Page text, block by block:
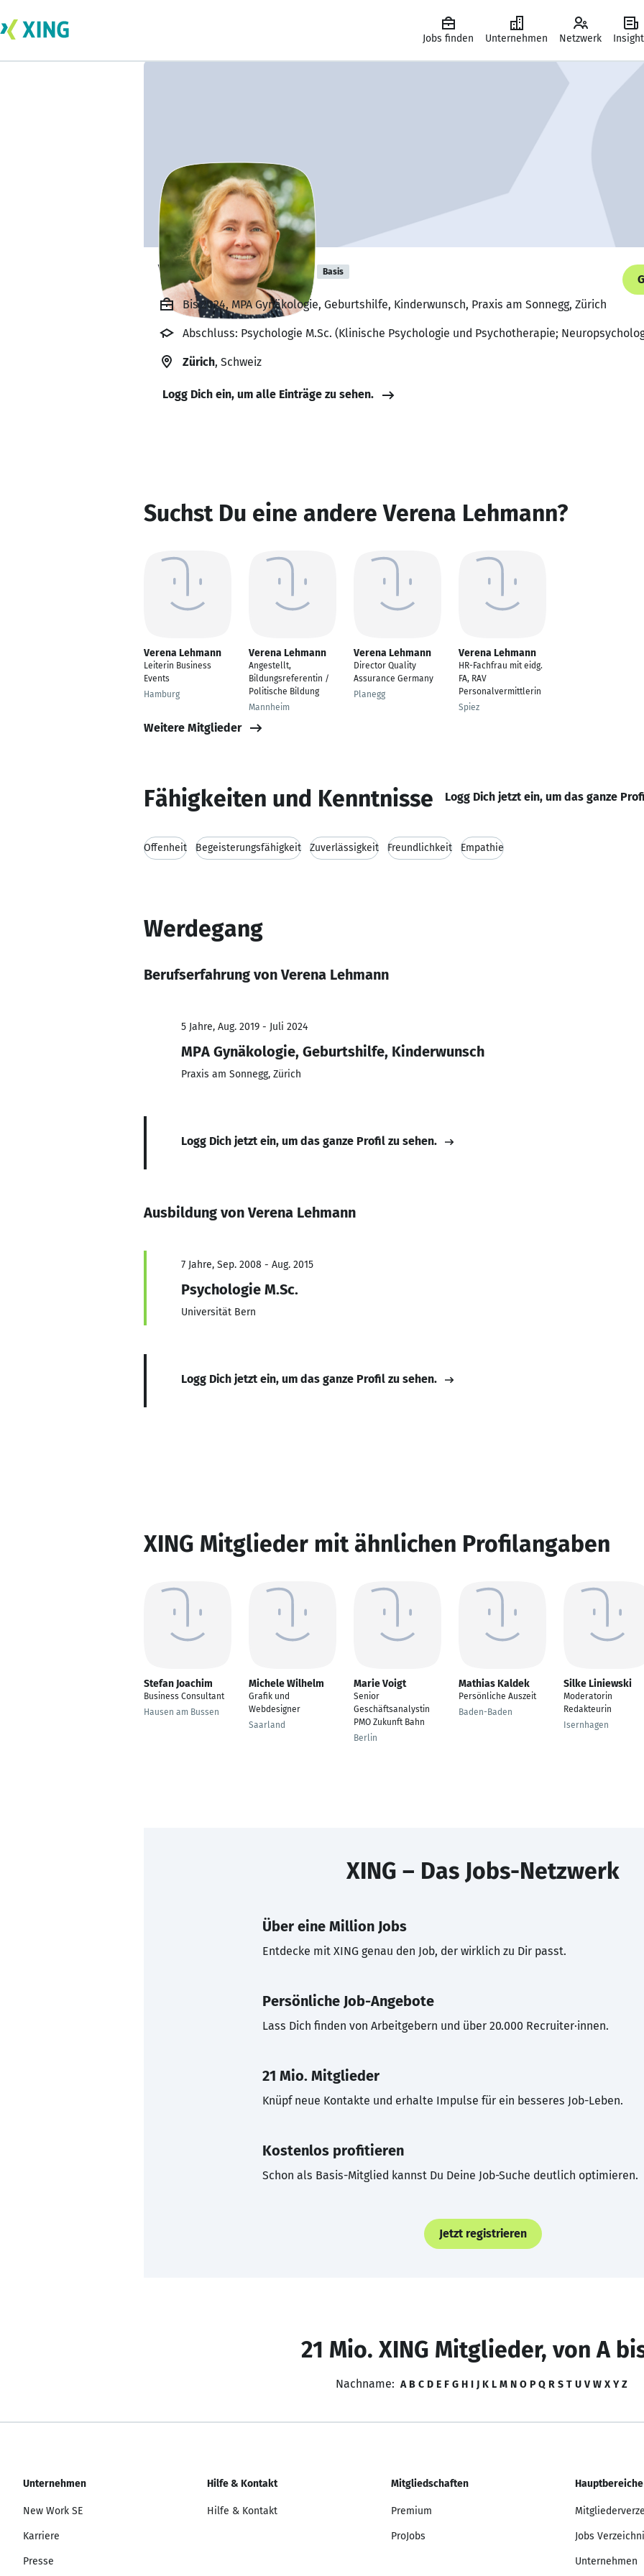
Jobs finden Unternehmen Netzwerk
Verena Lehmann Basis
Bis 2024, MPA Gynäkologie, Geburtshilfe, Kinderwunsch, Praxis am Sonnegg, Zürich
Abschluss: Psychologie M.Sc. (Klinische Psychologie und Psychotherapie;
Zürich, Schweiz
Logg Dich ein, um alle Einträge zu sehen.
Suchst Du eine andere Verena Lehmann?
Verena Lehmann
Leiterin Business
Events
Hamburg
Verena Lehmann
Angestellt,
Bildungsreferentin /
Politische Bildung
Mannheim
Verena Lehmann
Director Quality
Assurance Germany
Planegg
Verena Lehmann
HR-Fachfrau mit eidg.
FA, RAV
Personalvermittlerin
Spiez
Weitere Mitglieder
Fähigkeiten und Kenntnisse Logg Dich jetzt ein, um das ganze
Offenheit Begeisterungsfähigkeit Zuverlässigkeit Freundlichkeit Empathie
Werdegang
Berufserfahrung von Verena Lehmann
5 Jahre, Aug. 2019 - Juli 2024
MPA Gynäkologie, Geburtshilfe, Kinderwunsch
Praxis am Sonnegg, Zürich
Logg Dich jetzt ein, um das ganze Profil zu sehen.
Ausbildung von Verena Lehmann
7 Jahre, Sep. 2008 - Aug. 2015
Psychologie M.Sc.
Universität Bern
Logg Dich jetzt ein, um das ganze Profil zu sehen.
XING Mitglieder mit ähnlichen Profilangaben
Stefan Joachim
Business Consultant
Hausen am Bussen
Michele Wilhelm
Grafik und
Webdesigner
Saarland
Marie Voigt
Senior
Geschäftsanalystin
PMO Zukunft Bahn
Berlin
Mathias Kaldek
Persönliche Auszeit
Baden-Baden
Silke Liniewski
Moderatorin
Redakteurin
Isernhagen
XING – Das Jobs-Netzwerk
Über eine Million Jobs
Entdecke mit XING genau den Job, der wirklich zu Dir passt.
Persönliche Job-Angebote
Lass Dich finden von Arbeitgebern und über 20.000 Recruiter·innen.
21 Mio. Mitglieder
Knüpf neue Kontakte und erhalte Impulse für ein besseres Job-Leben.
Kostenlos profitieren
Schon als Basis-Mitglied kannst Du Deine Job-Suche deutlich optimieren.
Jetzt registrieren
21 Mio. XING Mitglieder, von A
Nachname: A B C D E F G H I J K L M N O P Q R S T U V W X Y Z
Unternehmen
New Work SE
Karriere
Presse
Hilfe & Kontakt
Hilfe & Kontakt
Mitgliedschaften
Premium
ProJobs
Hauptbereiche
Jobs
Unternehmen